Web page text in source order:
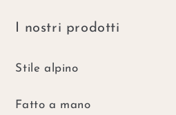
I nostri prodotti
Stile alpino
Fatto a mano